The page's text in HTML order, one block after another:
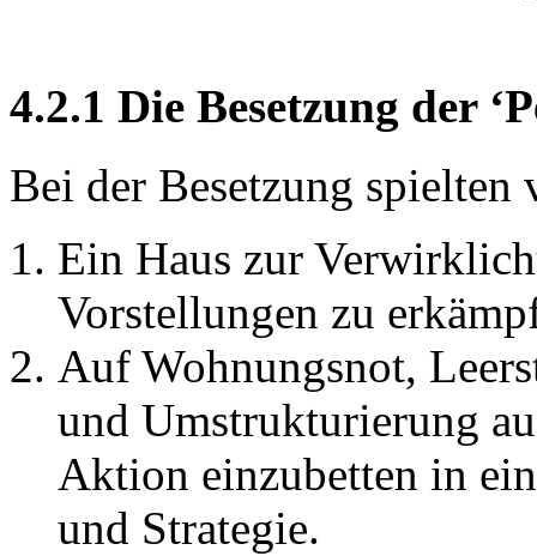
4.2.1 Die Besetzung der
Bei der Besetzung
Ein Haus zur
Vorstellungen zu
Auf Wohnungsnot,
und Umstrukturierung
Aktion einzubetten in
und Strategie.